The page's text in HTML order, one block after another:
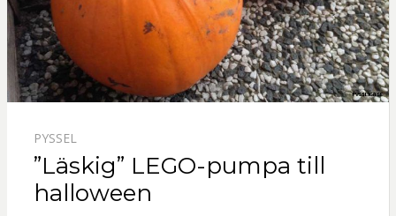
PYSSEL
”Läskig” LEGO-pumpa till
halloween